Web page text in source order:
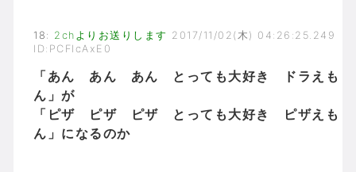
18 : 2chよりお送りします 2017/11/02(木) 04:26:25.249
ID:PCFIcAxE0
「あん あん あん とっても大好き ドラえも
ん」が
「ピザ ピザ ピザ とっても大好き ピザえも
ん」になるのか